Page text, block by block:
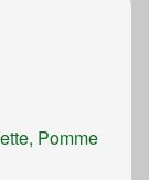
Pomme